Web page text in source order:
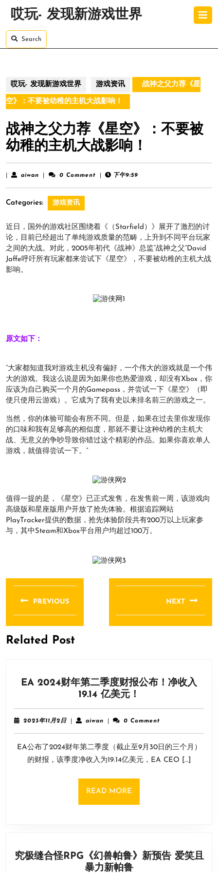
哎玩- 发现新游戏世界
Search
哎玩- 发现新游戏世界 游戏资讯 战神之父力荐《星
空》：不要被幼稚的主机大战影响！
战神之父力荐《星空》：不要被
幼稚的主机大战影响！
aiwan aiwan 0 Comment 下午9:59
Categories: 游戏资讯
近日，国外的游戏社区围绕着《（Starfield）》展开了激烈的讨
论，目前已经超出了单纯游戏质量的范畴，上升到不同平台玩家
之间的大战。对此，2005年初代《战神》总监“战神之父”David
Jaffe呼吁所有玩家都来尝试下《星空》，不要被幼稚的主机大战
影响。
原文如下：
“大家都知道我对游戏主机没有偏好，一个伟大的游戏就是一个伟
大的游戏。我这么说是因为如果你也热爱游戏，却没有Xbox，你
应该为自己购买一个月的Gamepass，并尝试一下《星空》（即
使只使用云游戏）。它成为了我有史以来排名前三的游戏之一。
当然，你的体验可能会有所不同。但是，如果在过去里你发现你
的口味和我有足够高的相似度，那就不要让这种幼稚的主机大
战、无意义的争吵导致你错过这个精彩的作品。如果你喜欢单人
游戏，就值得尝试一下。”
值得一提的是，《星空》已正式发售，在发售前一周，该游戏向
高级版和星座版用户开放了抢先体验。根据追踪网站
PlayTracker提供的数据，抢先体验阶段共有200万以上玩家参
与，其中Steam和Xbox平台用户均超过100万。
文
导
航
PREVIOUS
post:
NEXT
post:
Related Post
EA 2024财年第二季度财报公布！净收入
19.14 亿美元！
2024
财
第
二
季
度
入
2023年11月2日2023
月
2
日
aiwanaiwan 0 Comment
EA公布了2024财年第二季度（截止至9月30日的三个月）
的财报，该季度净收入为19.14亿美元，EA CEO […]
READ MORE
究极缝合怪RPG《幻兽帕鲁》新预告 爱笑且
暴力新帕鲁究